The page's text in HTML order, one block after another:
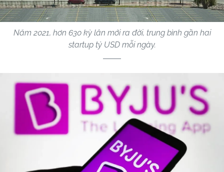
Năm 2021, hơn 630 kỳ lân mới ra đời, trung bình gần hai
startup tỷ USD mỗi ngày.